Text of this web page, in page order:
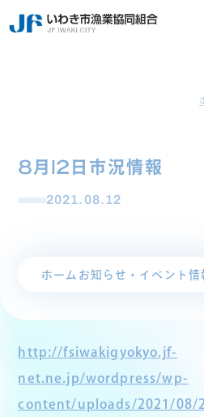
8月12日市況情報
2021.08.12
ホーム お知らせ・イベント情
http://fsiwakigyokyo.jf-
net.ne.jp/wordpress/wp-
content/uploads/2021/08/